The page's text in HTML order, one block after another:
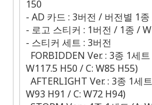
150
- AD 카드 : 3버전 / 버전별 1종
- 로고 스티커 : 1버전 / 1종 /
- 스티커 세트 : 3버전
FORBIDDEN Ver. : 3종 1세트
W117.5 H50 / C: W85 H55)
AFTERLIGHT Ver. : 3종 1세트
W93 H91 / C: W72 H94)